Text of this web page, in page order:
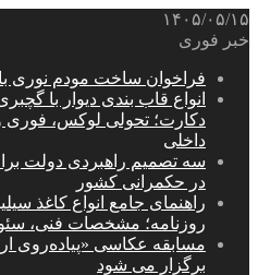
۱۴۰۵/۰۵/۱۵
خبر فوری
فراخوان ساخت مودم نوری
انواع قاب بندی دیوار با
دکارت؛ تحولی لوکس، فوری
داخلی
سه تصمیم راهبردی دولت
در حکمرانی کشور
راهنمای جامع انواع کاغذ
روزنامه؛ مشخصات فنی، سئو
مسابقه عکاسی «پیاده‌روی
برگزار می شود